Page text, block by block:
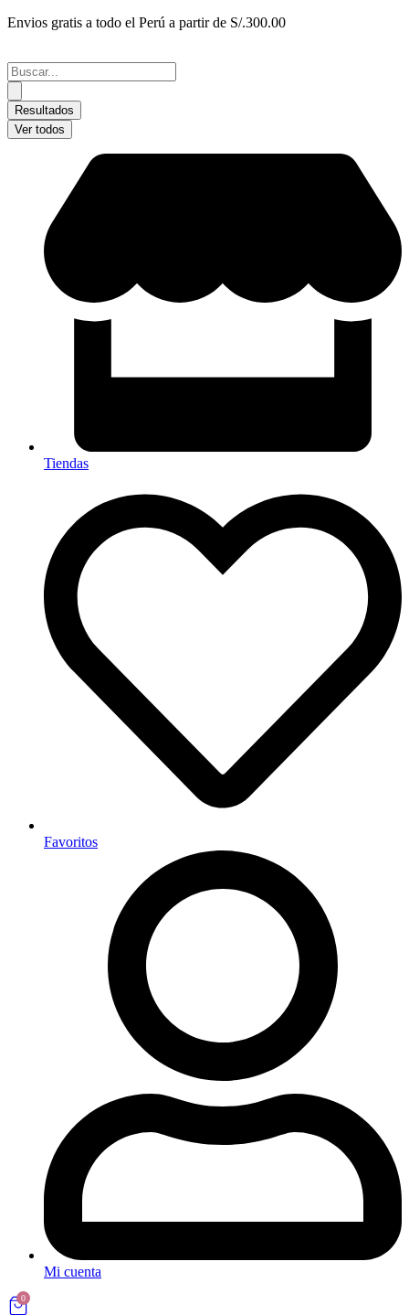
Ir
Envios gratis a todo el Perú a partir de S/.300.00
Search
...
Resultados
Ver todos
Tiendas
Favoritos
Mi cuenta
0